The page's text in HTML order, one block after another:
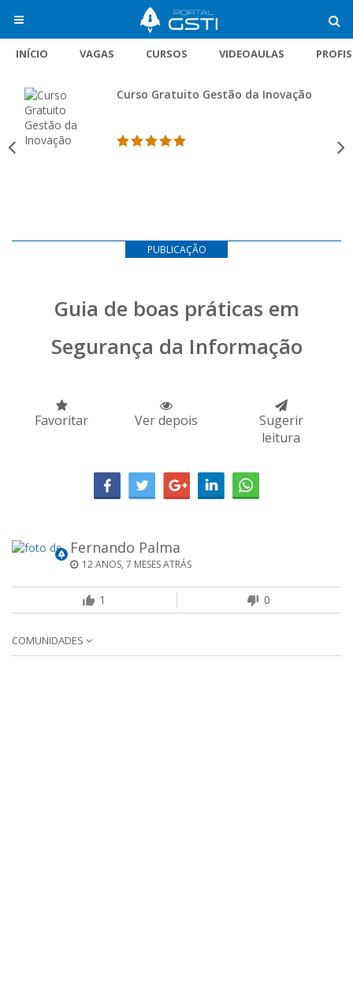
INÍCIO VAGAS CURSOS VIDEOAULAS
Curso Gratuito Gestão da Inovação
PUBLICAÇÃO
Guia de boas práticas em
Segurança da Informação
Favoritar Ver depois
Sugerir
leitura
Fernando Palma
12 ANOS, 7 MESES ATRÁS
1 0
COMUNIDADES